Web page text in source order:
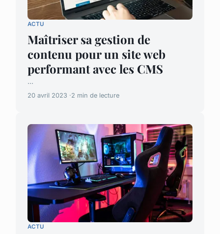
ACTU
Maîtriser sa gestion de
contenu pour un site web
performant avec les CMS
...
20 avril 2023 2 min de lecture
ACTU